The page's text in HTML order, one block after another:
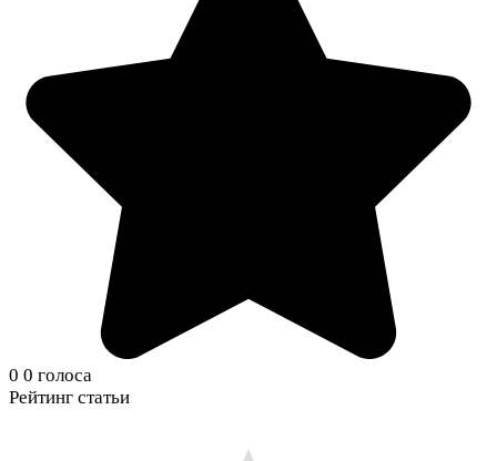
0 0 голоса
Рейтинг статьи